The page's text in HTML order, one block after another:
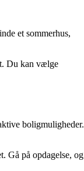
et sommerhus,
Du kan vælge
boligmuligheder.
Gå på opdagelse, og